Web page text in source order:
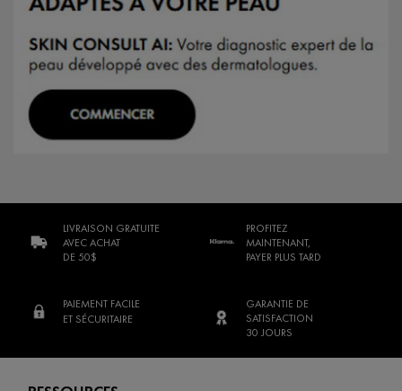
LIVRAISON GRATUITE
AVEC ACHAT
DE 50$
PROFITEZ
MAINTENANT,
PAYER PLUS TARD
PAIEMENT FACILE
ET SÉCURITAIRE
GARANTIE DE
SATISFACTION
30 JOURS